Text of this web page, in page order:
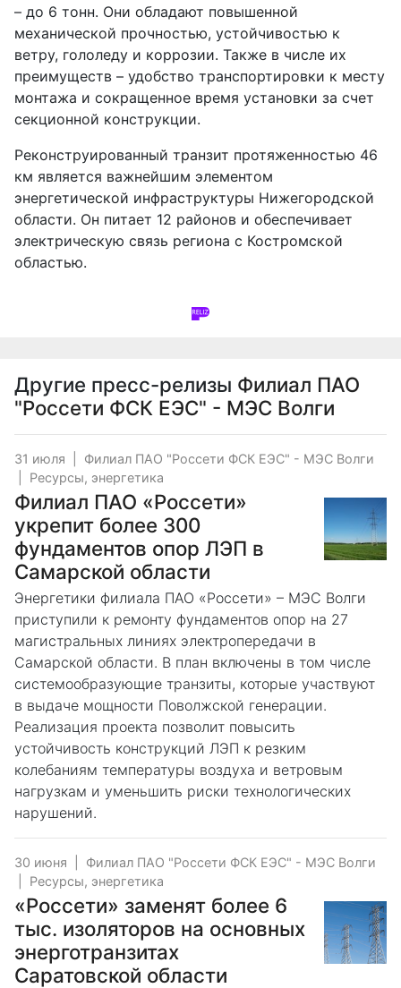
– до 6 тонн. Они обладают повышенной
механической прочностью, устойчивостью к
ветру, гололеду и коррозии. Также в числе их
преимуществ – удобство транспортировки к месту
монтажа и сокращенное время установки за счет
секционной конструкции.
Реконструированный транзит протяженностью 46
км является важнейшим элементом
энергетической инфраструктуры Нижегородской
области. Он питает 12 районов и обеспечивает
электрическую связь региона с Костромской
областью.
Другие пресс-релизы Филиал ПАО
"Россети ФСК ЕЭС" - МЭС Волги
31 июля
Филиал ПАО "Россети ФСК ЕЭС" - МЭС Волги
Ресурсы, энергетика
Филиал ПАО «Россети»
укрепит более 300
фундаментов опор ЛЭП в
Самарской области
Энергетики филиала ПАО «Россети» – МЭС Волги
приступили к ремонту фундаментов опор на 27
магистральных линиях электропередачи в
Самарской области. В план включены в том числе
системообразующие транзиты, которые участвуют
в выдаче мощности Поволжской генерации.
Реализация проекта позволит повысить
устойчивость конструкций ЛЭП к резким
колебаниям температуры воздуха и ветровым
нагрузкам и уменьшить риски технологических
нарушений.
30 июня
Филиал ПАО "Россети ФСК ЕЭС" - МЭС Волги
Ресурсы, энергетика
«Россети» заменят более 6
тыс. изоляторов на основных
энерготранзитах
Саратовской области